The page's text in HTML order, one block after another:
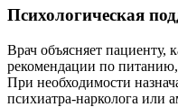
Психологическая
Врач объясняет пациенту,
рекомендации по
При необходимости
психиатра-нарколога или